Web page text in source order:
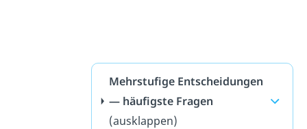
Mehrstufige Entscheidungen
— häufigste Fragen
(ausklappen)